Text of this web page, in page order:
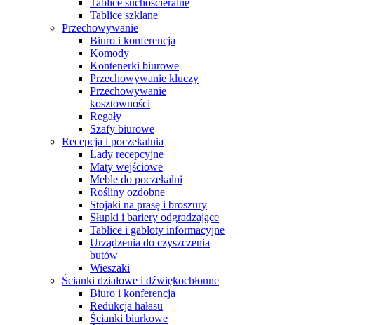
Tablice suchościeralne
Tablice szklane
Przechowywanie
Biuro i konferencja
Komody
Kontenerki biurowe
Przechowywanie kluczy
Przechowywanie
kosztowności
Regały
Szafy biurowe
Recepcja i poczekalnia
Lady recepcyjne
Maty wejściowe
Meble do poczekalni
Rośliny ozdobne
Stojaki na prasę i broszury
Słupki i bariery odgradzające
Tablice i gabloty informacyjne
Urządzenia do czyszczenia
butów
Wieszaki
Ścianki działowe i dźwiękochłonne
Biuro i konferencja
Redukcja hałasu
Ścianki biurkowe